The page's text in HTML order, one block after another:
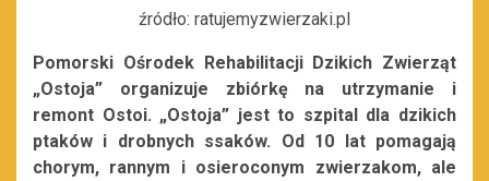
źródło: ratujemyzwierzaki.pl
Pomorski Ośrodek Rehabilitacji Dzikich Zwierząt
„Ostoja” organizuje zbiórkę na utrzymanie i
remont Ostoi. „Ostoja” jest to szpital dla dzikich
ptaków i drobnych ssaków. Od 10 lat pomagają
chorym, rannym i osieroconym zwierzakom, ale